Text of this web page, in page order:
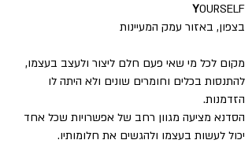
YOURSELF
בצפון, באזור עמק המעיינות
מקום לכל מי שאי פעם חלם ליצור ולעצב בעצמו,
להתנסות בכלים וחומרים שונים ולא היתה לו
הזדמנות.
הסדנא מציעה מגוון רחב של אפשרויות שכל אחד
יכול לעשות בעצמו ולהגשים את חלומותיו.